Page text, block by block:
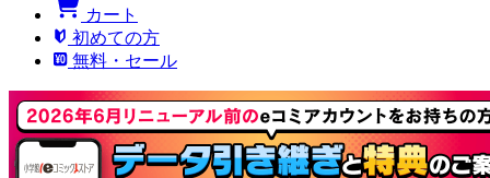
カート
初めての方
無料・セール